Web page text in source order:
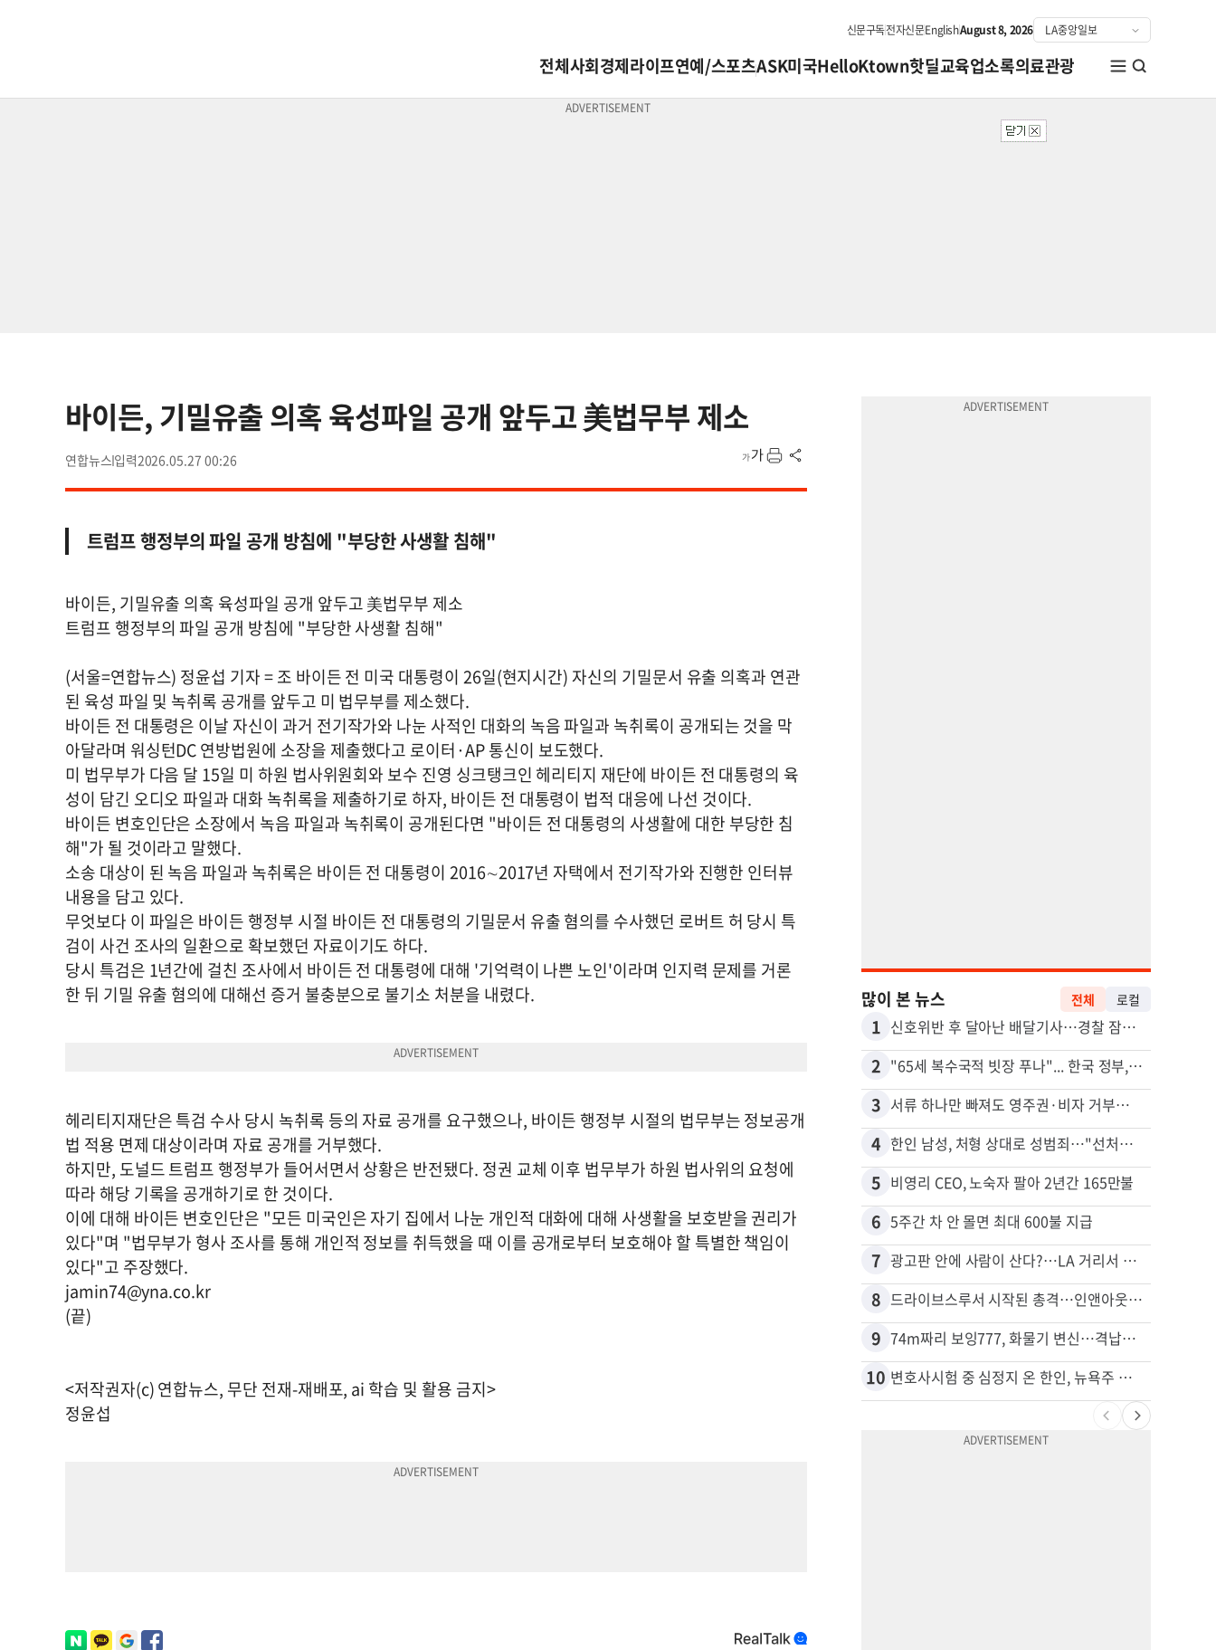
신문구독전자신문EnglishAugust 8, 2026
전체사회경제라이프연예/스포츠ASK미국HelloKtown핫딜교육업소록의료관광
바이든, 기밀유출 의혹 육성파일 공개 앞두고 美법무부 제소
연합뉴스 2026.05.27 00:26
트럼프 행정부의 파일 공개 방침에 "부당한 사생활 침해"
바이든, 기밀유출 의혹 육성파일 공개 앞두고 美법무부 제소
트럼프 행정부의 파일 공개 방침에 "부당한 사생활 침해"
(서울=연합뉴스) 정윤섭 기자 = 조 바이든 전 미국 대통령이 26일(현지시간) 자신의 기밀문서 유출 의혹과 연관
된 육성 파일 및 녹취록 공개를 앞두고 미 법무부를 제소했다.
바이든 전 대통령은 이날 자신이 과거 전기작가와 나눈 사적인 대화의 녹음 파일과 녹취록이 공개되는 것을 막
아달라며 워싱턴DC 연방법원에 소장을 제출했다고 로이터·AP 통신이 보도했다.
미 법무부가 다음 달 15일 미 하원 법사위원회와 보수 진영 싱크탱크인 헤리티지 재단에 바이든 전 대통령의 육
성이 담긴 오디오 파일과 대화 녹취록을 제출하기로 하자, 바이든 전 대통령이 법적 대응에 나선 것이다.
바이든 변호인단은 소장에서 녹음 파일과 녹취록이 공개된다면 "바이든 전 대통령의 사생활에 대한 부당한 침
해"가 될 것이라고 말했다.
소송 대상이 된 녹음 파일과 녹취록은 바이든 전 대통령이 2016∼2017년 자택에서 전기작가와 진행한 인터뷰
내용을 담고 있다.
무엇보다 이 파일은 바이든 행정부 시절 바이든 전 대통령의 기밀문서 유출 혐의를 수사했던 로버트 허 당시 특
검이 사건 조사의 일환으로 확보했던 자료이기도 하다.
당시 특검은 1년간에 걸친 조사에서 바이든 전 대통령에 대해 '기억력이 나쁜 노인'이라며 인지력 문제를 거론
한 뒤 기밀 유출 혐의에 대해선 증거 불충분으로 불기소 처분을 내렸다.
헤리티지재단은 특검 수사 당시 녹취록 등의 자료 공개를 요구했으나, 바이든 행정부 시절의 법무부는 정보공개
법 적용 면제 대상이라며 자료 공개를 거부했다.
하지만, 도널드 트럼프 행정부가 들어서면서 상황은 반전됐다. 정권 교체 이후 법무부가 하원 법사위의 요청에
따라 해당 기록을 공개하기로 한 것이다.
이에 대해 바이든 변호인단은 "모든 미국인은 자기 집에서 나눈 개인적 대화에 대해 사생활을 보호받을 권리가
있다"며 "법무부가 형사 조사를 통해 개인적 정보를 취득했을 때 이를 공개로부터 보호해야 할 특별한 책임이
있다"고 주장했다.
jamin74@yna.co.kr
(끝)
<저작권자(c) 연합뉴스, 무단 전재-재배포, ai 학습 및 활용 금지>
정윤섭
많이 본 뉴스 전체 로컬
1 신호위반 후 달아난 배달기사…경찰 잠복해 잡고보니 ‘반전’
2 "65세 복수국적 빗장 푸나"... 한국 정부, 연령 완화 전면 추진
3 서류 하나만 빠져도 영주권·비자 거부…심사관 재량권 대폭 확대
4 한인 남성, 처형 상대로 성범죄…"선처해줬더니 배신자 취급"
5 비영리 CEO, 노숙자 팔아 2년간 165만불
6 5주간 차 안 몰면 최대 600불 지급
7 광고판 안에 사람이 산다?…LA 거리서 화제
8 드라이브스루서 시작된 총격…인앤아웃 참사 영상 공개
9 74m짜리 보잉777, 화물기 변신…격납고서 ‘보물’ 찾는 인천공항
10 변호사시험 중 심정지 온 한인, 뉴욕주 제소